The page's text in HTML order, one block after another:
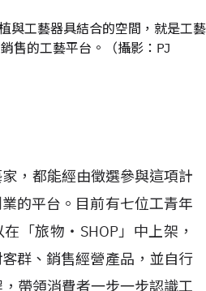
與工藝器具結合的空間，就是工藝
售的工藝平台。（攝影：PJ
，都能經由徵選參與這項計
的平台。目前有七位工青年
「旅物・SHOP」中上架，
群、銷售經營產品，並自行
帶領消費者一步一步認識工